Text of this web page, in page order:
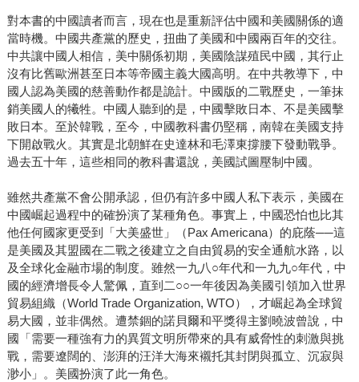
對本書的中國讀者而言，現在也是重新評估中國和美國關係的適
當時機。中國共產黨的歷史，扭曲了美國和中國兩百年的交往。
中共讓中國人相信，美中關係初期，美國陰謀殖民中國，其行止
沒有比舊歐洲甚至日本等帝國主義大國高明。在中共教導下，中
國人認為美國的慈善動作都是詭計。中國版的二戰歷史，一筆抹
銷美國人的犧牲。中國人聽到的是，中國擊敗日本、不是美國擊
敗日本。至於韓戰，至今，中國教科書仍堅稱，南韓在美國支持
下開啟戰火。其實是北朝鮮在史達林和毛澤東撐腰下發動戰爭。
過去五十年，這些相同的教科書還說，美國試圖壓制中國。
雖然共產黨不會公開承認，但仍有許多中國人私下表示，美國在
中國崛起過程中的確扮演了某種角色。事實上，中國恐怕也比其
他任何國家更受到「大美盛世」（Pax Americana）的庇蔭──這
是美國及其盟國在二戰之後建立之自由貿易的安全通航水路，以
及全球化金融市場的制度。雖然一九八○年代和一九九○年代，中
國的經濟增長令人驚佩，直到二○○一年後因為美國引領加入世界
貿易組織（World Trade Organization, WTO），才崛起為全球貿
易大國，並非偶然。遭禁錮的諾貝爾和平獎得主劉曉波曾說，中
國「需要一種強有力的異質文明所帶來的具有威脅性的刺激與挑
戰，需要遼闊的、澎湃的汪洋大海來襯托其封閉與孤立、沉寂與
渺小」。美國扮演了此一角色。